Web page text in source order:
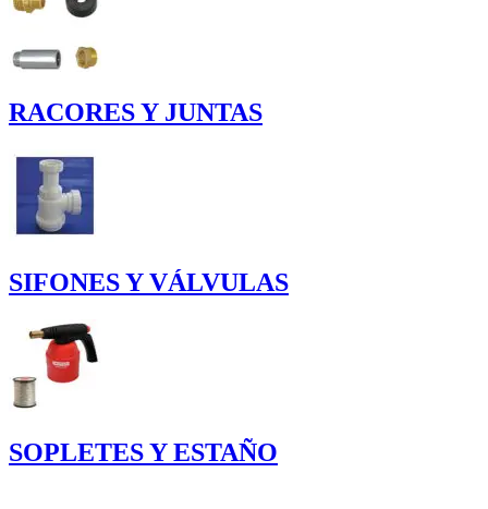
RACORES Y JUNTAS
SIFONES Y VÁLVULAS
SOPLETES Y ESTAÑO